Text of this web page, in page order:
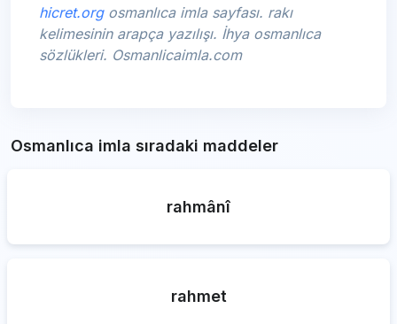
hicret.orgosmanlıca imla sayfası. rakı
kelimesinin arapça yazılışı. İhya osmanlıca
sözlükleri. Osmanlicaimla.com
Osmanlıca imla sıradaki maddeler
rahmânî
rahmet